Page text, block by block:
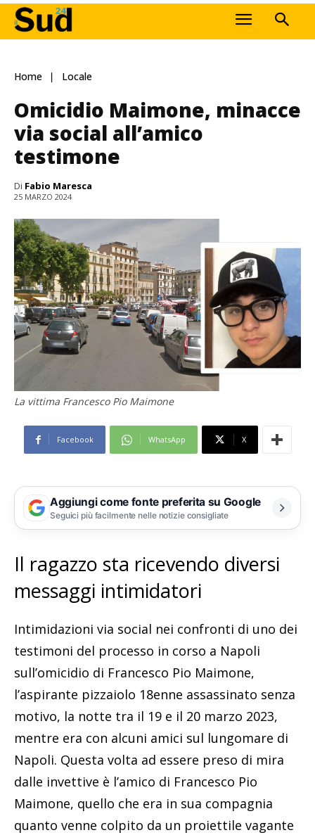
Home Locale
Omicidio Maimone, minacce
via social all’amico
testimone
Di Fabio Maresca
25 MARZO 2024
La vittima Francesco Pio Maimone
Facebook WhatsApp X
Aggiungi come fonte preferita su Google
Seguici più facilmente nelle notizie consigliate
Il ragazzo sta ricevendo diversi
messaggi intimidatori
Intimidazioni via social nei confronti di uno dei
testimoni del processo in corso a Napoli
sull’omicidio di Francesco Pio Maimone,
l’aspirante pizzaiolo 18enne assassinato senza
motivo, la notte tra il 19 e il 20 marzo 2023,
mentre era con alcuni amici sul lungomare di
Napoli. Questa volta ad essere preso di mira
dalle invettive è l’amico di Francesco Pio
Maimone, quello che era in sua compagnia
quanto venne colpito da un proiettile vagante